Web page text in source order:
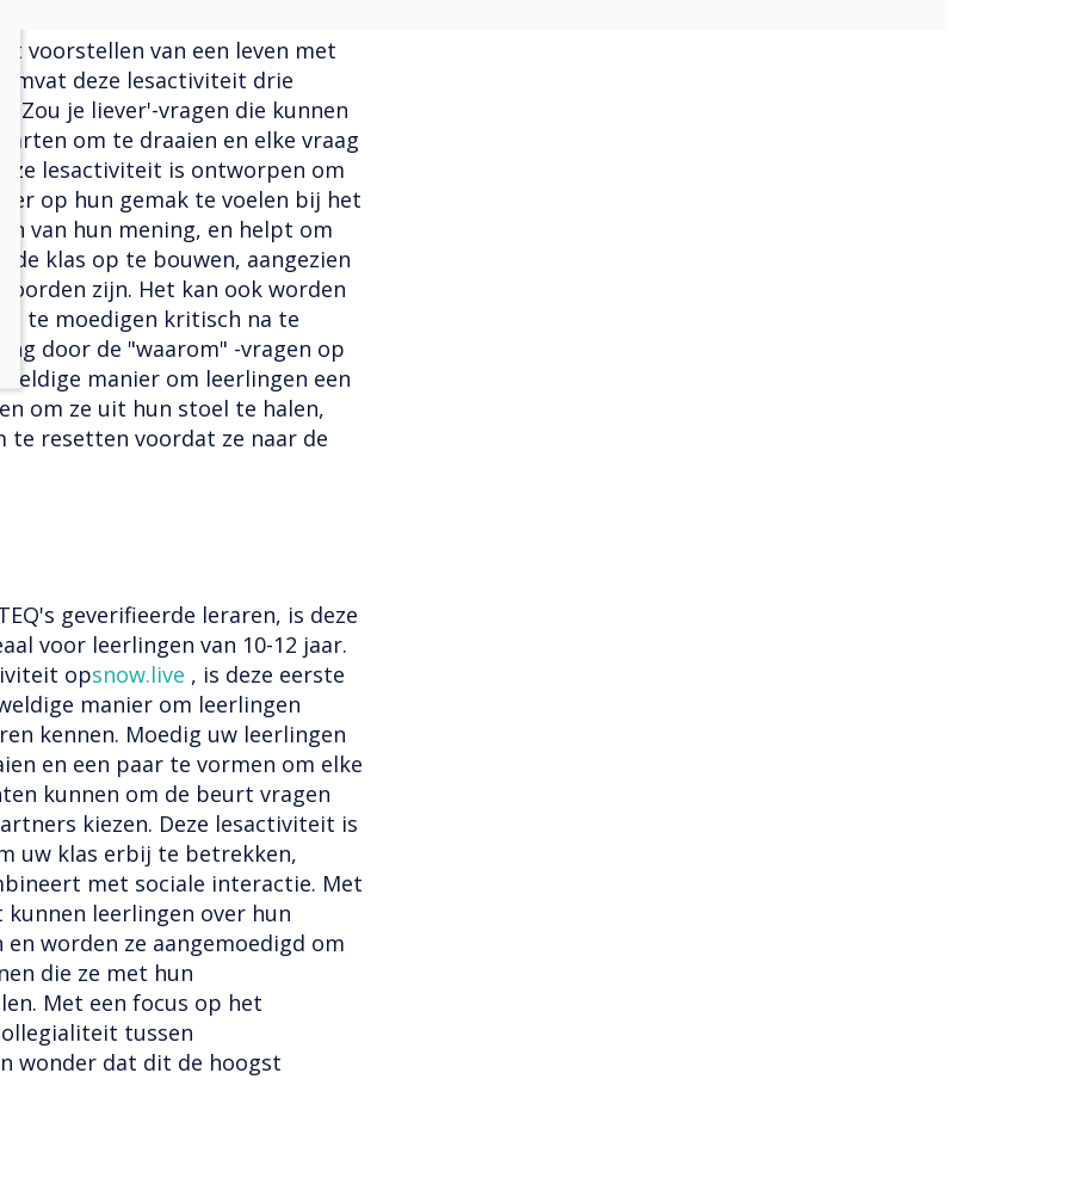
voorstellen van een leven met
deze lesactiviteit drie
'Zou je liever'-vragen die kunnen
om te draaien en elke vraag
lesactiviteit is ontworpen om
op hun gemak te voelen bij het
van hun mening, en helpt om
de klas op te bouwen, aangezien
zijn. Het kan ook worden
te moedigen kritisch na te
door de "waarom" -vragen op
manier om leerlingen een
om ze uit hun stoel te halen,
te resetten voordat ze naar de
geverifieerde leraren, is deze
voor leerlingen van 10-12 jaar.
opsnow.live , is deze eerste
manier om leerlingen
kennen. Moedig uw leerlingen
en een paar te vormen om elke
kunnen om de beurt vragen
kiezen. Deze lesactiviteit is
uw klas erbij te betrekken,
met sociale interactie. Met
leerlingen over hun
worden ze aangemoedigd om
die ze met hun
Met een focus op het
tussen
wonder dat dit de hoogst